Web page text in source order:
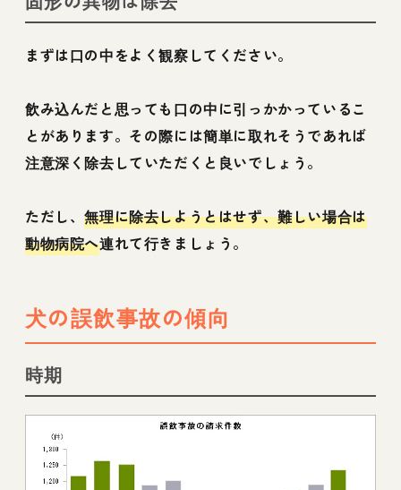
まずは口の中をよく観察してください。
飲み込んだと思っても口の中に引っかかっているこ
とがあります。その際には簡単に取れそうであれば
注意深く除去していただくと良いでしょう。
ただし、無理に除去しようとはせず、難しい場合は
動物病院へ連れて行きましょう。
犬の誤飲事故の傾向
時期